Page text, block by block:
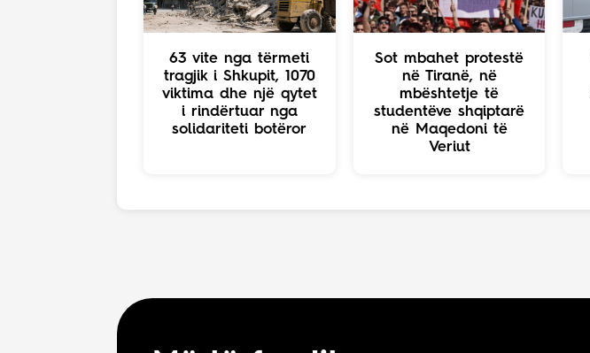
63 vite nga tërmeti
tragjik i Shkupit, 1070
viktima dhe një qytet
i rindërtuar nga
solidariteti botëror
Sot mbahet protestë
në Tiranë, në
mbështetje të
studentëve shqiptarë
në Maqedoni të
Veriut